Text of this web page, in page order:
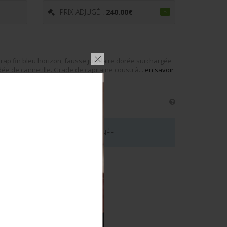
PRIX ADJUGÉ : 240.00€
fin bleu horizon, fausse jugulaire dorée surchargée
de cannetille. Grade de capitaine cousu à... en savoir
LOT EST MAINTENANT TERMINÉE